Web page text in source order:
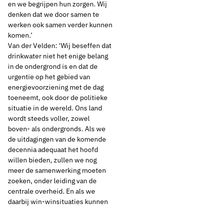
en we begrijpen hun zorgen. Wij
denken dat we door samen te
werken ook samen verder kunnen
komen.’
Van der Velden: ‘Wij beseffen dat
drinkwater niet het enige belang
in de ondergrond is en dat de
urgentie op het gebied van
energievoorziening met de dag
toeneemt, ook door de politieke
situatie in de wereld. Ons land
wordt steeds voller, zowel
boven- als ondergronds. Als we
de uitdagingen van de komende
decennia adequaat het hoofd
willen bieden, zullen we nog
meer de samenwerking moeten
zoeken, onder leiding van de
centrale overheid. En als we
daarbij win-winsituaties kunnen